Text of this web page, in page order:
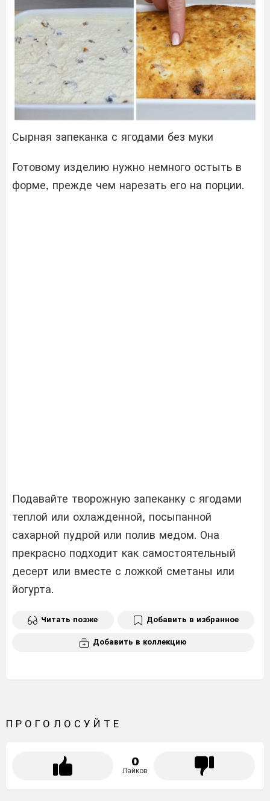
Сырная запеканка с ягодами без муки
Готовому изделию нужно немного остыть в
форме, прежде чем нарезать его на порции.
Подавайте творожную запеканку с ягодами
теплой или охлажденной, посыпанной
сахарной пудрой или полив медом. Она
прекрасно подходит как самостоятельный
десерт или вместе с ложкой сметаны или
йогурта.
Читать позже Добавить в избранное
Добавить в коллекцию
ПРОГОЛОСУЙТЕ
0
Лайков